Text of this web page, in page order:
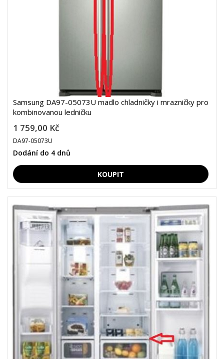
Samsung DA97-05073U madlo chladničky i mrazničky pro
kombinovanou ledničku
1 759,00 Kč
DA97-05073U
Dodání do 4 dnů